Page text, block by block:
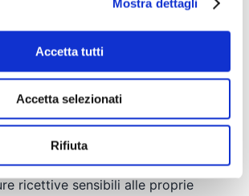
Mostra dettagli
Accetta tutti
Accetta selezionati
Rifiuta
valorizzazione degli spazi e
i servizi e le
soggiorno per accogliere con
a tutti quei viaggiatori che
ricettive sensibili alle proprie